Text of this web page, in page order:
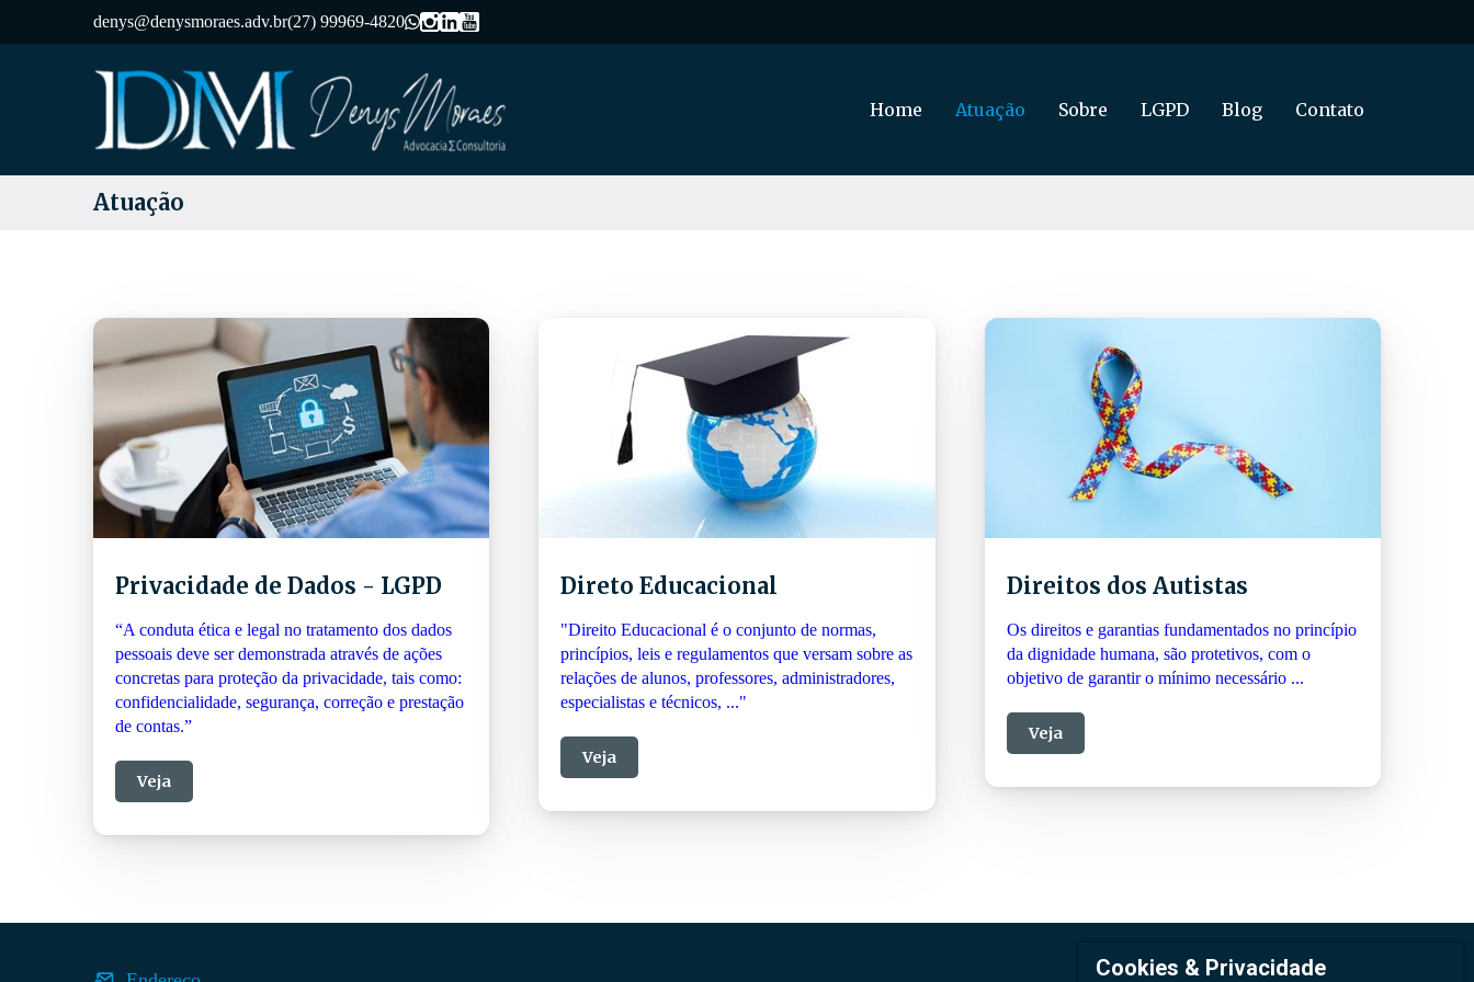
denys@denysmoraes.adv.br(27) 99969-4820
Home Atuação Sobre LGPD Blog Contato
Atuação
Privacidade de Dados - LGPD
“A conduta ética e legal no tratamento dos dados
pessoais deve ser demonstrada através de ações
concretas para proteção da privacidade, tais como:
confidencialidade, segurança, correção e prestação
de contas.”
Veja
Direto Educacional
"Direito Educacional é o conjunto de normas,
princípios, leis e regulamentos que versam sobre as
relações de alunos, professores, administradores,
especialistas e técnicos, ..."
Veja
Direitos dos Autistas
Os direitos e garantias fundamentados no princípio
da dignidade humana, são protetivos, com o
objetivo de garantir o mínimo necessário ...
Veja
Cookies & Privacidade